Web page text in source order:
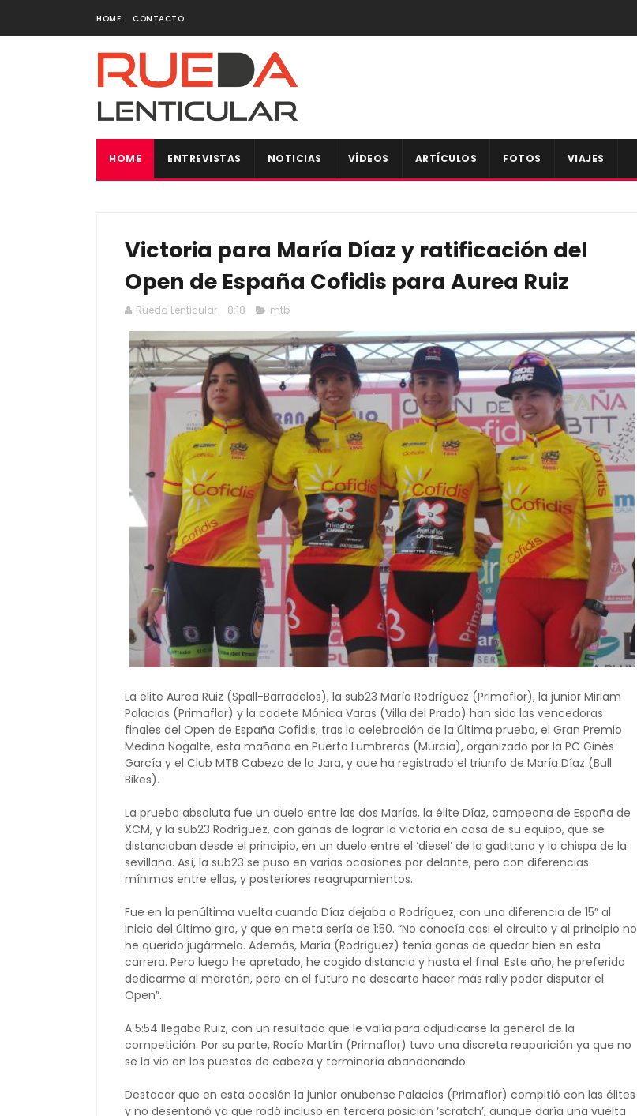
HOME CONTACTO
HOME ENTREVISTAS NOTICIAS VÍDEOS ARTÍCULOS FOTOS VIAJES
Victoria para María Díaz y ratificación del
Open de España Cofidis para Aurea Ruiz
Rueda Lenticular 8:18 mtb
La élite Aurea Ruiz (Spall-Barradelos), la sub23 María Rodríguez (Primaflor), la junior Miriam
Palacios (Primaflor) y la cadete Mónica Varas (Villa del Prado) han sido las vencedoras
finales del Open de España Cofidis, tras la celebración de la última prueba, el Gran Premio
Medina Nogalte, esta mañana en Puerto Lumbreras (Murcia), organizado por la PC Ginés
García y el Club MTB Cabezo de la Jara, y que ha registrado el triunfo de María Díaz (Bull
Bikes).
La prueba absoluta fue un duelo entre las dos Marías, la élite Díaz, campeona de España de
XCM, y la sub23 Rodríguez, con ganas de lograr la victoria en casa de su equipo, que se
distanciaban desde el principio, en un duelo entre el ‘diesel’ de la gaditana y la chispa de la
sevillana. Así, la sub23 se puso en varias ocasiones por delante, pero con diferencias
mínimas entre ellas, y posteriores reagrupamientos.
Fue en la penúltima vuelta cuando Díaz dejaba a Rodríguez, con una diferencia de 15” al
inicio del último giro, y que en meta sería de 1:50. “No conocía casi el circuito y al principio no
he querido jugármela. Además, María (Rodríguez) tenía ganas de quedar bien en esta
carrera. Pero luego he apretado, he cogido distancia y hasta el final. Este año, he preferido
dedicarme al maratón, pero en el futuro no descarto hacer más rally poder disputar el
Open”.
A 5:54 llegaba Ruiz, con un resultado que le valía para adjudicarse la general de la
competición. Por su parte, Rocío Martín (Primaflor) tuvo una discreta reaparición ya que no
se la vio en los puestos de cabeza y terminaría abandonando.
Destacar que en esta ocasión la junior onubense Palacios (Primaflor) compitió con las élites
y no desentonó ya que rodó incluso en tercera posición ‘scratch’, aunque daría una vuelta